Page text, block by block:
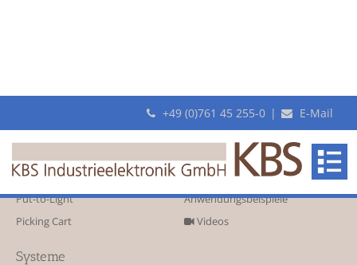
+49 (0)761 45 255-0 | E-Mail
Industrieelektronik
test
Pick-by-Light
Put-to-Light
Picking Cart
Vorteile
Anwendungsbeispiele
Videos
Systeme